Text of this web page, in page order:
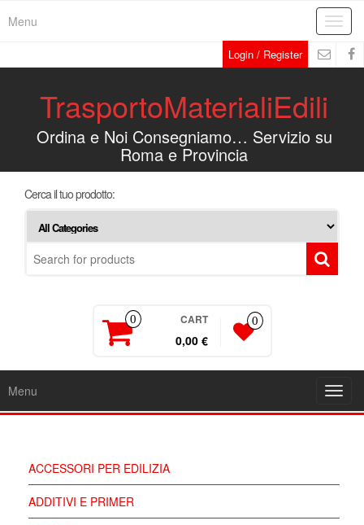
Menu
Login / Register
TrasportoMaterialiEdili
Ordina e Noi Consegniamo… Servizio su
Roma e Provincia
Cerca il tuo prodotto:
0 CART
0,00 €
0
Menu
ACCESSORI PER EDILIZIA
ADDITIVI E PRIMER